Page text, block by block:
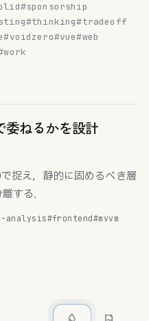
#sponsorship
#thinking#tradeoff
#voidzero#vue#web
ねるかを設計
捉え，静的に固めるべき層
する．
analysis#frontend#mvvm